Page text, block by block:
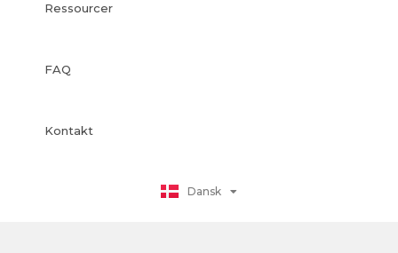
Ressourcer
FAQ
Kontakt
Dansk
日本語